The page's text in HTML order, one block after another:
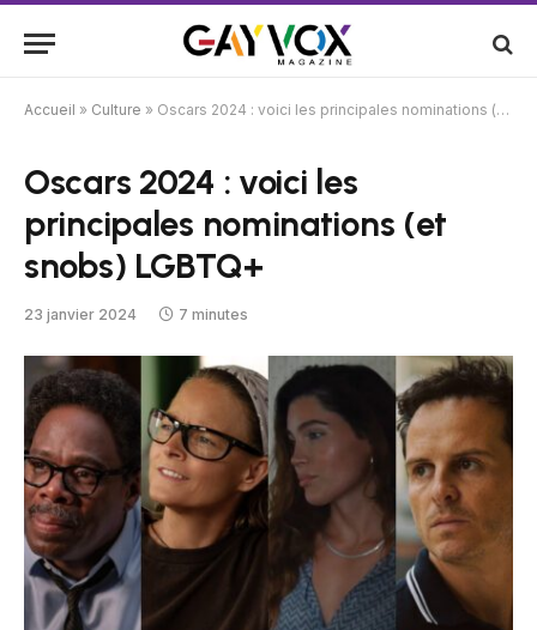
Accueil » Culture » Oscars 2024 : voici les principales nominations (et snobs) LGBTQ+
Oscars 2024 : voici les
principales nominations (et
snobs) LGBTQ+
23 janvier 2024 7 minutes